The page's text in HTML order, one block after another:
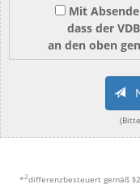
Mit
dass der
an den oben
*2differenzbesteuert gemäß